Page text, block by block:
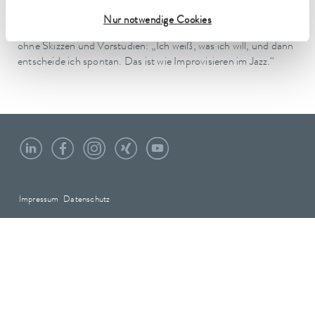
Nur notwendige Cookies
schöpft Paul Quick aus ungebrochener Kreativität und großer
ohne Skizzen und Vorstudien: „Ich weiß, was ich will, und dann
entscheide ich spontan. Das ist wie Improvisieren im Jazz.“
Impressum Datenschutz